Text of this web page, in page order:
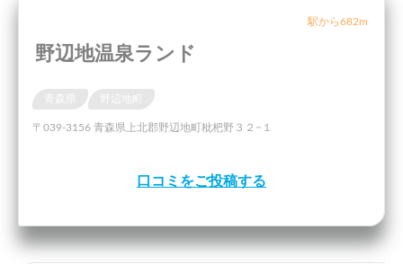
駅から682m
野辺地温泉ランド
青森県
〒039-3156 青森県上北郡野辺地町枇杷野３２−１
口コミをご投稿する